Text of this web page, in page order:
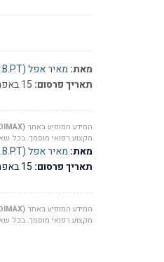
מאת: מאיר אפל (B.P.T.)
תאריך פרסום:
המידע המופיע באתר
מקצוע רפואי מוסמך. בכל
מאת: מאיר אפל (B.P.T.)
תאריך פרסום:
המידע המופיע באתר
מקצוע רפואי מוסמך. בכל